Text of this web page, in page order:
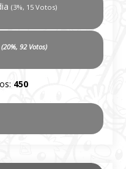
(3%, 15 Votos)
(20%, 92 Votos)
450